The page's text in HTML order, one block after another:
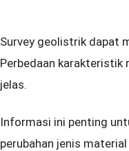
Survey geolistrik dapat
Perbedaan karakteristik
jelas.
Informasi ini penting
perubahan jenis